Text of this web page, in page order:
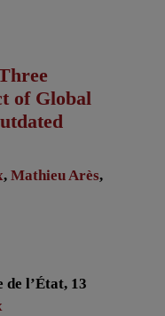
of Global
, Mathieu Arès,
l’État, 13